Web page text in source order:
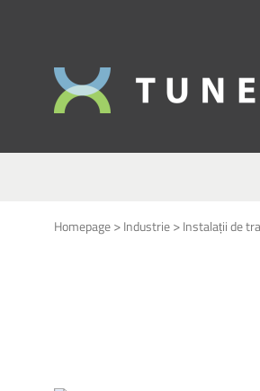
Homepage > Industrie > Instalații de